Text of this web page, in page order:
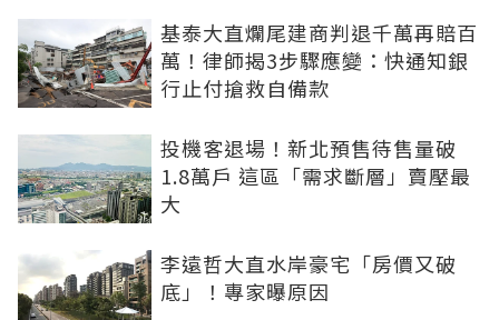
基泰大直爛尾建商判退千萬再賠百
萬！律師揭3步驟應變：快通知銀
行止付搶救自備款
投機客退場！新北預售待售量破
1.8萬戶 這區「需求斷層」賣壓最
大
李遠哲大直水岸豪宅「房價又破
底」！專家曝原因